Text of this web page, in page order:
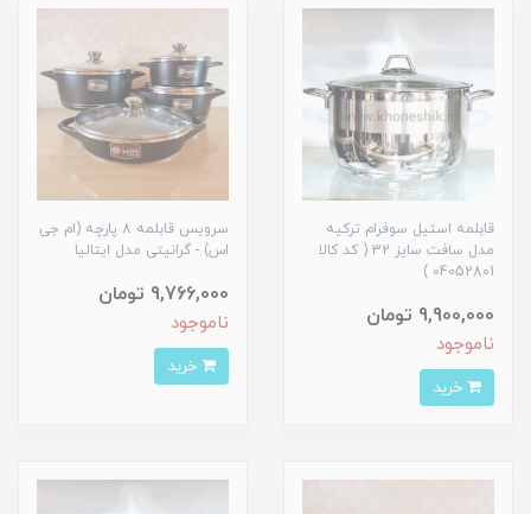
قابلمه استیل سوفرام ترکیه
مدل سافت سایز 32 ( کد کالا
04052801 )
9,900,000 تومان
ناموجود
سرویس قابلمه 8 پارچه (ام جی
اس) - گرانیتی مدل ایتالیا
9,766,000 تومان
ناموجود